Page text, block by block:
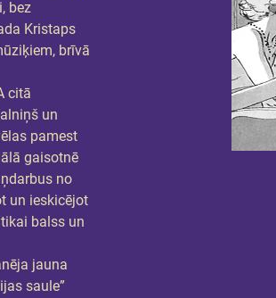
bez
Kristaps
brīvā
citā
un
pamest
gaisotnē
no
un ieskicējot
balss un
jauna
saule”